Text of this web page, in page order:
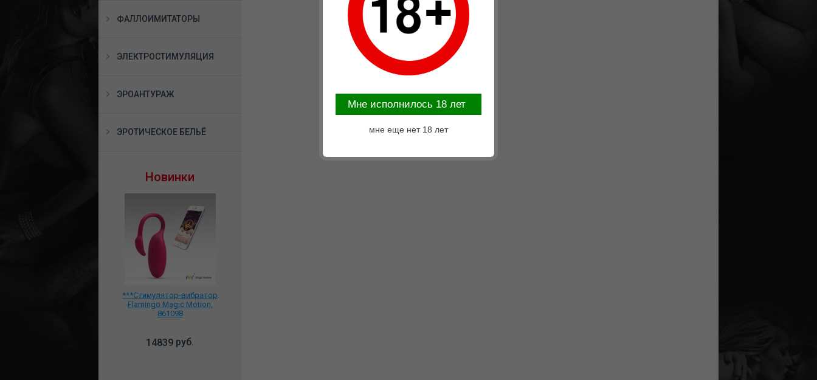
ФАЛЛОИМИТАТОРЫ
ЭЛЕКТРОСТИМУЛЯЦИЯ
ЭРОАНТУРАЖ
ЭРОТИЧЕСКОЕ БЕЛЬЁ
Новинки
***Стимулятор-вибратор
Flamingo Magic Motion,
861098
14839 руб.
Mне исполнилось 18 лет
мне еще нет 18 лет